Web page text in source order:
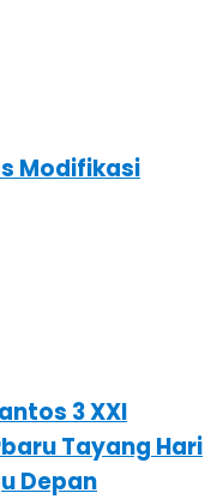
Modifikasi
3 XXI
Tayang Hari
Depan